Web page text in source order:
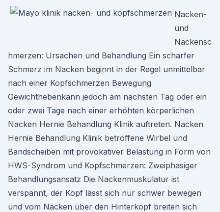
Nacken-
und
Nackensc
hmerzen: Ursachen und Behandlung Ein scharfer
Schmerz im Nacken beginnt in der Regel unmittelbar
nach einer Kopfschmerzen Bewegung
Gewichthebenkann jedoch am nächsten Tag oder ein
oder zwei Tage nach einer erhöhten körperlichen
Nacken Hernie Behandlung Klinik auftreten. Nacken
Hernie Behandlung Klinik betroffene Wirbel und
Bandscheiben mit provokativer Belastung in Form von
HWS-Syndrom und Kopfschmerzen: Zweiphasiger
Behandlungsansatz Die Nackenmuskulatur ist
verspannt, der Kopf lässt sich nur schwer bewegen
und vom Nacken über den Hinterkopf breiten sich